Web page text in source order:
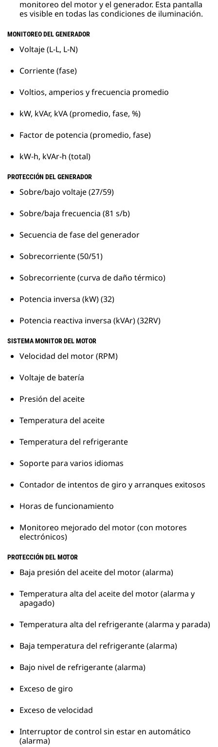
monitoreo del motor y el generador. Esta pantalla
es visible en todas las condiciones de iluminación.
MONITOREO DEL GENERADOR
Voltaje (L-L, L-N)
Corriente (fase)
Voltios, amperios y frecuencia promedio
kW, kVAr, kVA (promedio, fase, %)
Factor de potencia (promedio, fase)
kW-h, kVAr-h (total)
PROTECCIÓN DEL GENERADOR
Sobre/bajo voltaje (27/59)
Sobre/baja frecuencia (81 s/b)
Secuencia de fase del generador
Sobrecorriente (50/51)
Sobrecorriente (curva de daño térmico)
Potencia inversa (kW) (32)
Potencia reactiva inversa (kVAr) (32RV)
SISTEMA MONITOR DEL MOTOR
Velocidad del motor (RPM)
Voltaje de batería
Presión del aceite
Temperatura del aceite
Temperatura del refrigerante
Soporte para varios idiomas
Contador de intentos de giro y arranques exitosos
Horas de funcionamiento
Monitoreo mejorado del motor (con motores
electrónicos)
PROTECCIÓN DEL MOTOR
Baja presión del aceite del motor (alarma)
Temperatura alta del aceite del motor (alarma y
apagado)
Temperatura alta del refrigerante (alarma y parada)
Baja temperatura del refrigerante (alarma)
Bajo nivel de refrigerante (alarma)
Exceso de giro
Exceso de velocidad
Interruptor de control sin estar en automático
(alarma)